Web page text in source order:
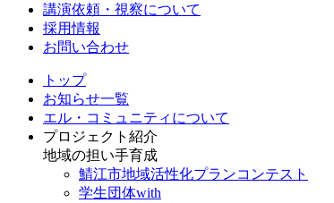
講演依頼・視察について
採用情報
お問い合わせ
トップ
お知らせ一覧
エル・コミュニティについて
プロジェクト紹介
地域の担い手育成
鯖江市地域活性化プランコンテスト
学生団体with